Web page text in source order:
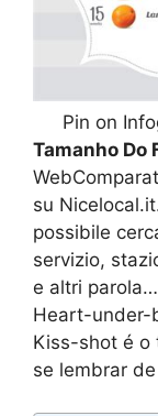
Pin on
Tamanho Do
su
possibile
servizio,
e altri
Heart-under-
Kiss-shot é o
se lembrar